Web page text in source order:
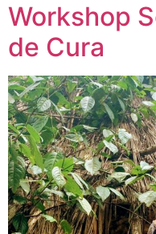
Workshop
de Cura